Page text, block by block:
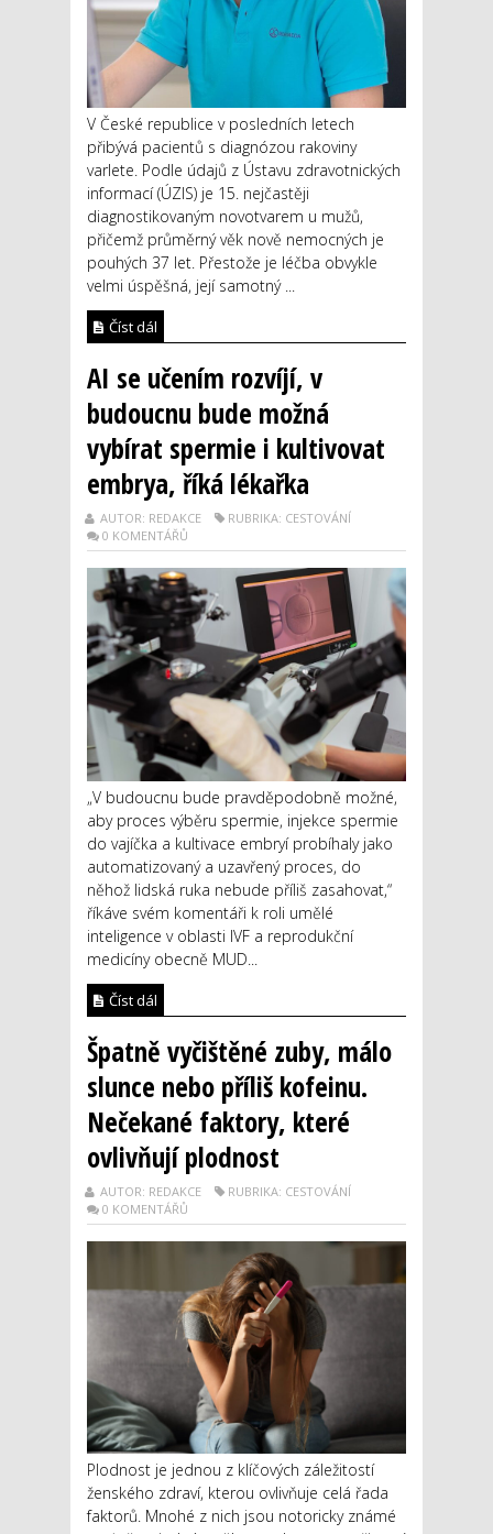
V České republice v posledních letech
přibývá pacientů s diagnózou rakoviny
varlete. Podle údajů z Ústavu zdravotnických
informací (ÚZIS) je 15. nejčastěji
diagnostikovaným novotvarem u mužů,
přičemž průměrný věk nově nemocných je
pouhých 37 let. Přestože je léčba obvykle
velmi úspěšná, její samotný ...
Číst dál
AI se učením rozvíjí, v
budoucnu bude možná
vybírat spermie i kultivovat
embrya, říká lékařka
AUTOR: REDAKCE
RUBRIKA: CESTOVÁNÍ
0 KOMENTÁŘŮ
„V budoucnu bude pravděpodobně možné,
aby proces výběru spermie, injekce spermie
do vajíčka a kultivace embryí probíhaly jako
automatizovaný a uzavřený proces, do
něhož lidská ruka nebude příliš zasahovat,“
říkáve svém komentáři k roli umělé
inteligence v oblasti IVF a reprodukční
medicíny obecně MUD...
Číst dál
Špatně vyčištěné zuby, málo
slunce nebo příliš kofeinu.
Nečekané faktory, které
ovlivňují plodnost
AUTOR: REDAKCE
RUBRIKA: CESTOVÁNÍ
0 KOMENTÁŘŮ
Plodnost je jednou z klíčových záležitostí
ženského zdraví, kterou ovlivňuje celá řada
faktorů. Mnohé z nich jsou notoricky známé